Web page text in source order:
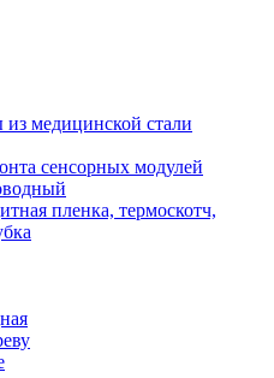
медицинской стали
сенсорных модулей
пленка, термоскотч,